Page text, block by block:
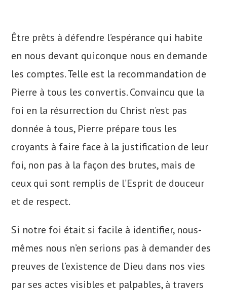
Être prêts à défendre l’espérance qui habite
en nous devant quiconque nous en demande
les comptes. Telle est la recommandation de
Pierre à tous les convertis. Convaincu que la
foi en la résurrection du Christ n’est pas
donnée à tous, Pierre prépare tous les
croyants à faire face à la justification de leur
foi, non pas à la façon des brutes, mais de
ceux qui sont remplis de l’Esprit de douceur
et de respect.
Si notre foi était si facile à identifier, nous-
mêmes nous n’en serions pas à demander des
preuves de l’existence de Dieu dans nos vies
par ses actes visibles et palpables, à travers